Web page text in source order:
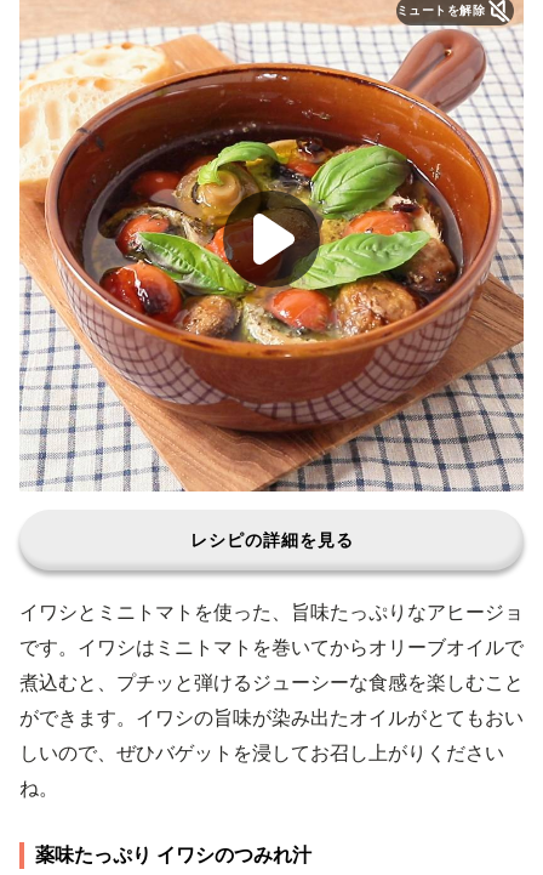
ミュートを解除
レシピの詳細を見る
イワシとミニトマトを使った、旨味たっぷりなアヒージョ
です。イワシはミニトマトを巻いてからオリーブオイルで
煮込むと、プチッと弾けるジューシーな食感を楽しむこと
ができます。イワシの旨味が染み出たオイルがとてもおい
しいので、ぜひバゲットを浸してお召し上がりください
ね。
薬味たっぷり イワシのつみれ汁